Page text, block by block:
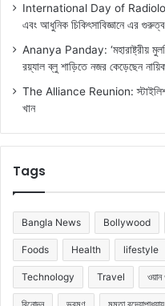
International Day of
এবং আধুনিক চিকিৎসাবিজ্ঞানে এর
Ananya Panday: ‘মহারাষ্ট্রীয়
রয়্যাল ব্লু শাড়িতে নজর কেড়েছেন
The Alliance Reunion: স্টাইলিশ
খান
Tags
Bangla News Bollywood
Foods Health lifestyle
Technology Travel ওয়ান